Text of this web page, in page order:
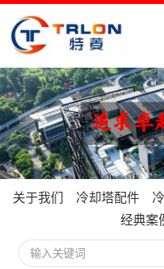
关于我们 冷却塔配件
经典案